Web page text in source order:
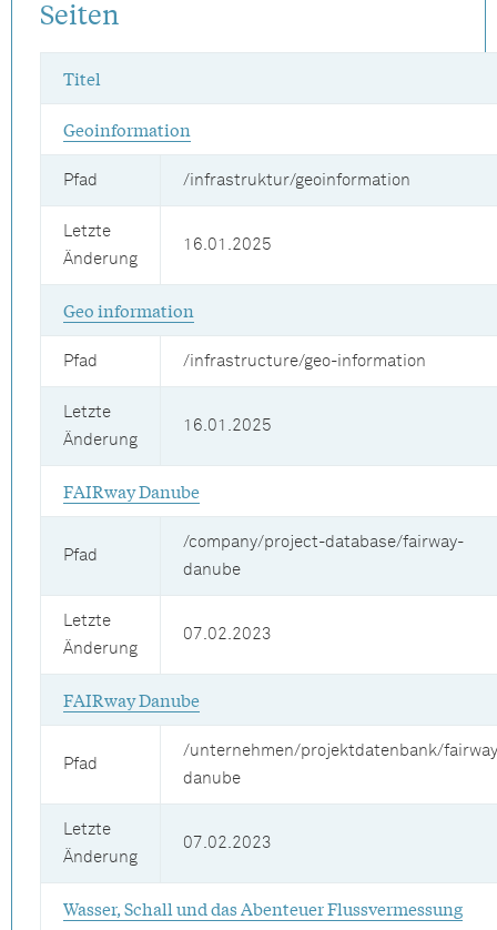
Seiten
Titel
Geoinformation
Pfad /infrastruktur/geoinformation
Letzte
Änderung
16.01.2025
Geo information
Pfad /infrastructure/geo-information
Letzte
Änderung
16.01.2025
FAIRway Danube
Pfad
/company/project-database/fairway-
danube
Letzte
Änderung
07.02.2023
FAIRway Danube
Pfad
/unternehmen/projektdatenbank/
danube
Letzte
Änderung
07.02.2023
Wasser, Schall und das Abenteuer Flussvermessung